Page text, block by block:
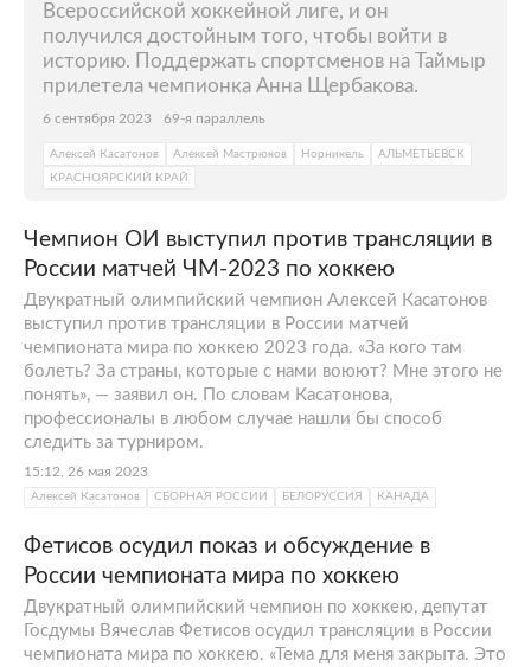
Всероссийской хоккейной лиге, и он
получился достойным того, чтобы войти в
историю. Поддержать спортсменов на Таймыр
прилетела чемпионка Анна Щербакова.
6 сентября 2023 69-я параллель
Алексей Касатонов Алексей Мастрюков Норникель
АЛЬМЕТЬЕВСК
КРАСНОЯРСКИЙ КРАЙ
Чемпион ОИ выступил против трансляции в
России матчей ЧМ-2023 по хоккею
Двукратный олимпийский чемпион Алексей Касатонов
выступил против трансляции в России матчей
чемпионата мира по хоккею 2023 года. «За кого там
болеть? За страны, которые с нами воюют? Мне этого не
понять», — заявил он. По словам Касатонова,
профессионалы в любом случае нашли бы способ
следить за турниром.
15:12, 26 мая 2023
Алексей Касатонов СБОРНАЯ РОССИИ БЕЛОРУССИЯ КАНАДА
Фетисов осудил показ и обсуждение в
России чемпионата мира по хоккею
Двукратный олимпийский чемпион по хоккею, депутат
Госдумы Вячеслав Фетисов осудил трансляции в России
чемпионата мира по хоккею. «Тема для меня закрыта. Это